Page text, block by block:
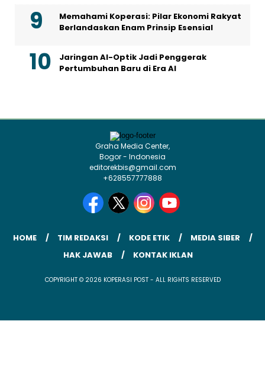
Memahami Koperasi: Pilar Ekonomi Rakyat
Berlandaskan Enam Prinsip Esensial
Jaringan AI-Optik Jadi Penggerak
Pertumbuhan Baru di Era AI
Graha Media Center,
Bogor - Indonesia
editorekbis@gmail.com
+628557777888
HOME TIM REDAKSI KODE ETIK
MEDIA SIBER
HAK JAWAB
KONTAK IKLAN
COPYRIGHT © 2026 KOPERASI POST - ALL RIGHTS RESERVED